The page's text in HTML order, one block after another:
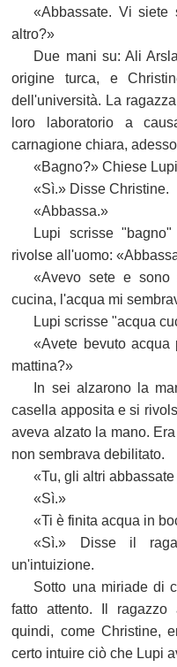
«Abbassate. Vi
altro?»
Due mani su: Ali
origine turca, e
dell'università. La
loro laboratorio a
carnagione chiara,
«Bagno?» Chiese
«Sì.» Disse Christine.
«Abbassa.»
Lupi scrisse
rivolse all'uomo:
«Avevo sete e
cucina, l'acqua mi
Lupi scrisse "acqua
«Avete bevuto acqua
mattina?»
In sei alzarono la
casella apposita e si
aveva alzato la mano.
non sembrava debilitato.
«Tu, gli altri
«Sì.»
«Ti è finita acqua in
«Sì.» Disse il
un'intuizione.
Sotto una miriade di
fatto attento. Il
quindi, come Christine,
certo intuire ciò che Lupi